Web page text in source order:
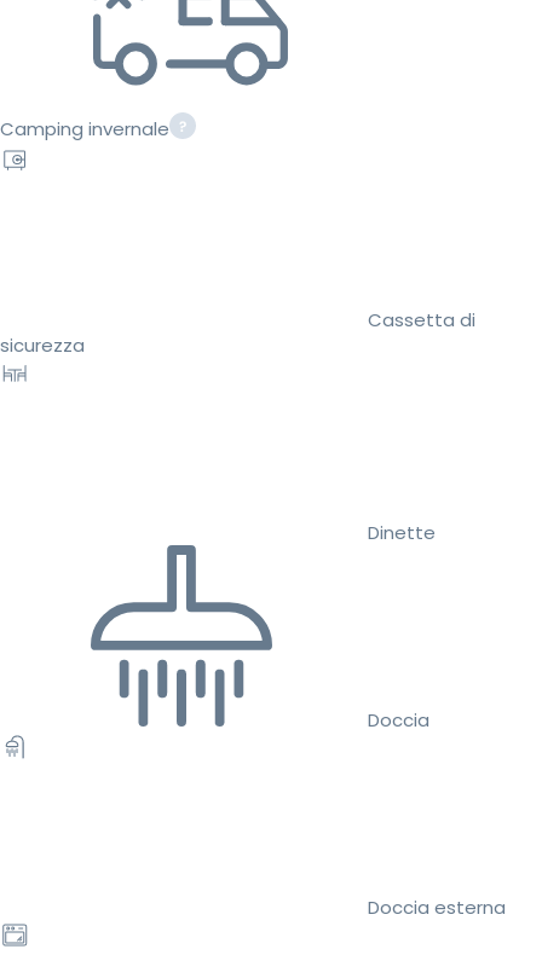
Camping invernale
Cassetta di
sicurezza
Dinette
Doccia
Doccia esterna